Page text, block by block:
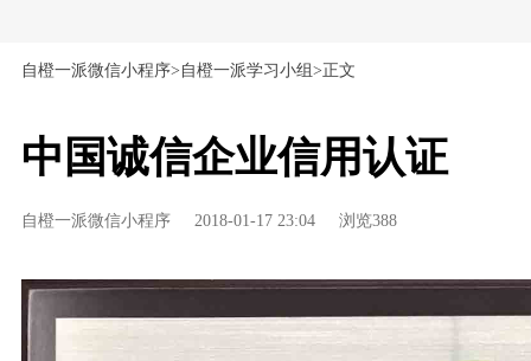
自橙一派微信小程序> 自橙一派学习小组 >正文
中国诚信企业信用认证
自橙一派微信小程序 2018-01-17 23:04 浏览388